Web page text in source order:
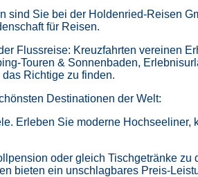
Sie bei der Holdenried-Reisen
für Reisen.
Flussreise: Kreuzfahrten vereinen
Touren & Sonnenbaden,
Richtige zu finden.
Destinationen der Welt:
Erleben Sie moderne Hochseeliner,
oder gleich Tischgetränke zu
bieten ein unschlagbares Preis-